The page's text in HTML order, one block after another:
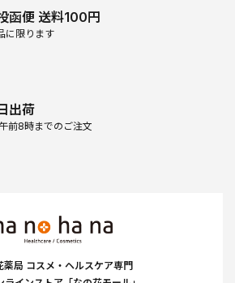
函便 送料100円
に限ります
出荷
前8時までのご注文
薬局 コスメ・ヘルスケア専門